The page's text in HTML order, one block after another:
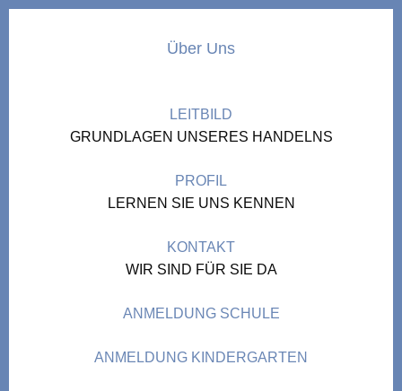
Über Uns
LEITBILD
GRUNDLAGEN UNSERES HANDELNS
PROFIL
LERNEN SIE UNS KENNEN
KONTAKT
WIR SIND FÜR SIE DA
ANMELDUNG SCHULE
ANMELDUNG KINDERGARTEN